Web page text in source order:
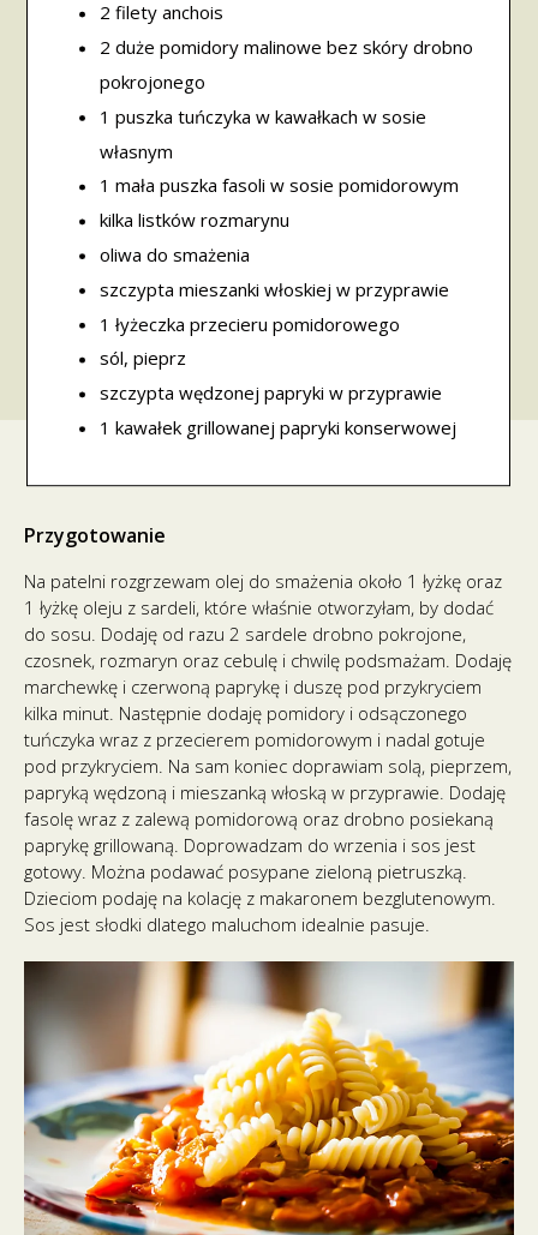
2 filety anchois
2 duże pomidory malinowe bez skóry drobno
pokrojonego
1 puszka tuńczyka w kawałkach w sosie
własnym
1 mała puszka fasoli w sosie pomidorowym
kilka listków rozmarynu
oliwa do smażenia
szczypta mieszanki włoskiej w przyprawie
1 łyżeczka przecieru pomidorowego
sól, pieprz
szczypta wędzonej papryki w przyprawie
1 kawałek grillowanej papryki konserwowej
Przygotowanie
Na patelni rozgrzewam olej do smażenia około 1 łyżkę oraz
1 łyżkę oleju z sardeli, które właśnie otworzyłam, by dodać
do sosu. Dodaję od razu 2 sardele drobno pokrojone,
czosnek, rozmaryn oraz cebulę i chwilę podsmażam. Dodaję
marchewkę i czerwoną paprykę i duszę pod przykryciem
kilka minut. Następnie dodaję pomidory i odsączonego
tuńczyka wraz z przecierem pomidorowym i nadal gotuje
pod przykryciem. Na sam koniec doprawiam solą, pieprzem,
papryką wędzoną i mieszanką włoską w przyprawie. Dodaję
fasolę wraz z zalewą pomidorową oraz drobno posiekaną
paprykę grillowaną. Doprowadzam do wrzenia i sos jest
gotowy. Można podawać posypane zieloną pietruszką.
Dzieciom podaję na kolację z makaronem bezglutenowym.
Sos jest słodki dlatego maluchom idealnie pasuje.